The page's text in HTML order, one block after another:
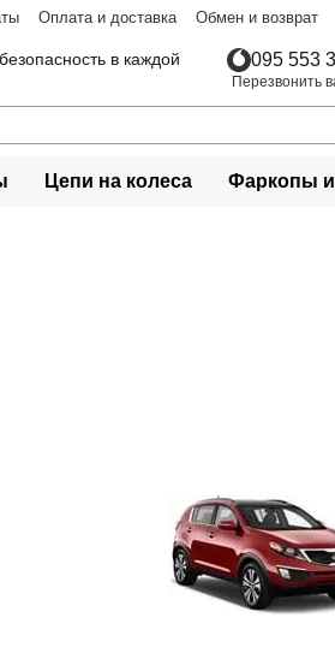
Оплата и доставка Обмен и возврат
в каждой
095 553
Перезвонить
Цепи на колеса Фаркопы